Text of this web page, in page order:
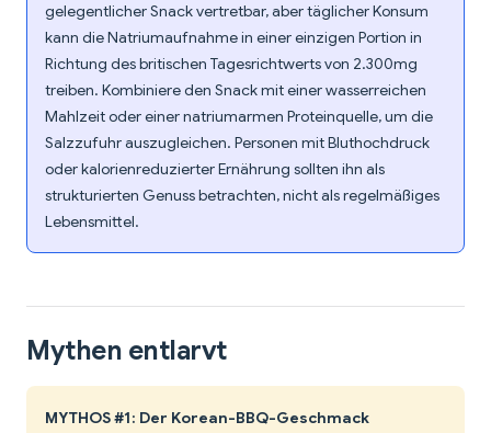
gelegentlicher Snack vertretbar, aber täglicher Konsum
kann die Natriumaufnahme in einer einzigen Portion in
Richtung des britischen Tagesrichtwerts von 2.300mg
treiben. Kombiniere den Snack mit einer wasserreichen
Mahlzeit oder einer natriumarmen Proteinquelle, um die
Salzzufuhr auszugleichen. Personen mit Bluthochdruck
oder kalorienreduzierter Ernährung sollten ihn als
strukturierten Genuss betrachten, nicht als regelmäßiges
Lebensmittel.
Mythen entlarvt
MYTHOS #1: Der Korean-BBQ-Geschmack